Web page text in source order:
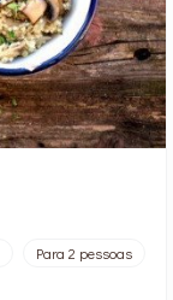
Para 2 pessoas